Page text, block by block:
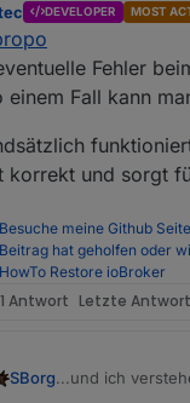
Ich finde es
wurde zwar
sich ein Fehler
Fehlermeldung
Ich werde auf
Möglichkeit
DEVELOPER MOST
Fehler
einem Fall kann
korrekt und sorgt
Besuche meine Github Seite
Beitrag hat geholfen oder
HowTo Restore ioBroker
1 Antwort Letzte Antwort
SBorg...und ich